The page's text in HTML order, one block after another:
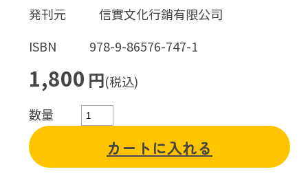
発刊元
信實文化行銷有限公司
ISBN
978-9-86576-747-1
1,800 円(税込)
数量
カートに入れる